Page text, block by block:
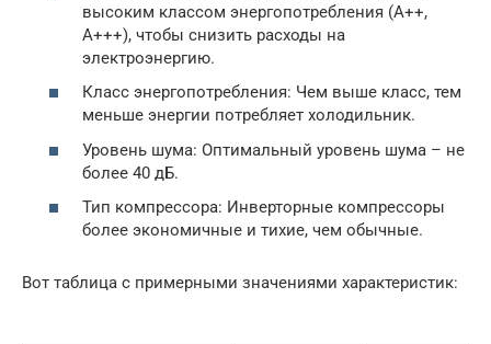
высоким классом энергопотребления (A++,
A+++), чтобы снизить расходы на
электроэнергию.
Класс энергопотребления: Чем выше класс, тем
меньше энергии потребляет холодильник.
Уровень шума: Оптимальный уровень шума – не
более 40 дБ.
Тип компрессора: Инверторные компрессоры
более экономичные и тихие, чем обычные.
Вот таблица с примерными значениями характеристик: